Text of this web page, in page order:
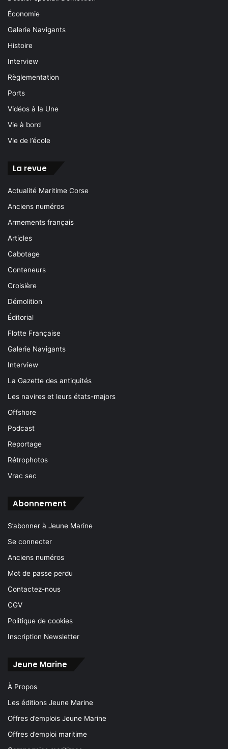
Économie
Galerie Navigants
Histoire
Interview
Règlementation
Ports
Vidéos à la Une
Vie à bord
Vie de l’école
La revue
Actualité Maritime Corse
Anciens numéros
Armements français
Articles
Cabotage
Conteneurs
Croisière
Démolition
Éditorial
Flotte Française
Galerie Navigants
Interview
La Gazette des antiquités
Les navires et leurs états-majors
Offshore
Podcast
Reportage
Rétrophotos
Vrac sec
Abonnement
S’abonner à Jeune Marine
Se connecter
Anciens numéros
Mot de passe perdu
Contactez-nous
CGV
Politique de cookies
Inscription Newsletter
Jeune Marine
À Propos
Les éditions Jeune Marine
Offres d’emplois Jeune Marine
Offres d’emploi maritime